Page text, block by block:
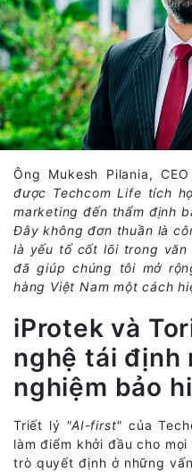
Ông Mukesh Pilania,
được Techcom Life tích
marketing đến thẩm định
Đây không đơn thuần là
là yếu tố cốt lõi trong văn
đã giúp chúng tôi mở
hàng Việt Nam một cách
iProtek và
nghệ tái định
nghiệm bảo
Triết lý "AI-first" của
làm điểm khởi đầu cho
trò quyết định ở những